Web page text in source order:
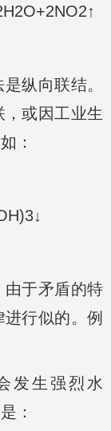
纵向联结。
或因工业生
：
由于矛盾的特
行似的。例
发生强烈水
：